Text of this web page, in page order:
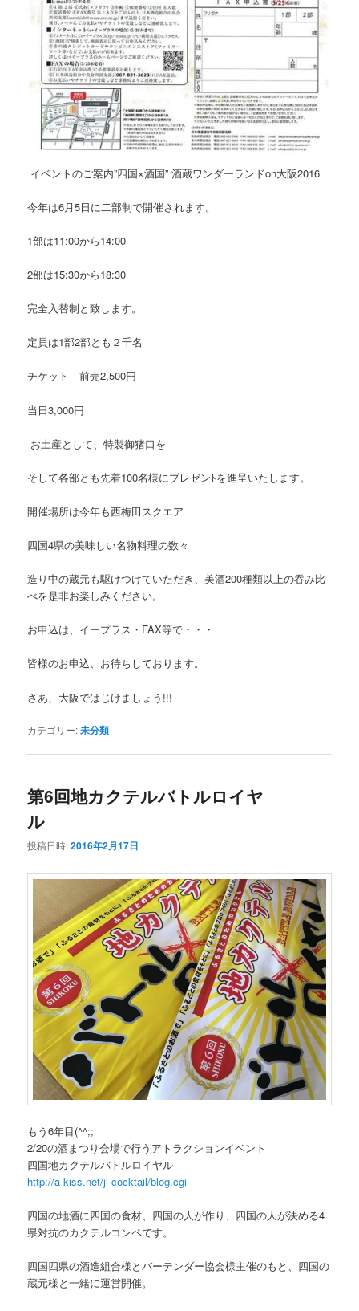
イベントのご案内”四国×酒国” 酒蔵ワンダーランドon大阪2016
今年は6月5日に二部制で開催されます。
1部は11:00から14:00
2部は15:30から18:30
完全入替制と致します。
定員は1部2部とも２千名
チケット 前売2,500円
当日3,000円
お土産として、特製御猪口を
そして各部とも先着100名様にプレゼンﾄを進呈いたします。
開催場所は今年も西梅田スクエア
四国4県の美味しい名物料理の数々
造り中の蔵元も駆けつけていただき、美酒200種類以上の吞み比
べを是非お楽しみください。
お申込は、イープラス・FAX等で・・・
皆様のお申込、お待ちしております。
さあ、大阪ではじけましょう!!!
カテゴリー:未分類
第6回地カクテルバトルロイヤ
ル
投稿日時:2016年2月17日
もう6年目(^^;;
2/20の酒まつり会場で行うアトラクションイベント
四国地カクテルバトルロイヤル
http://a-kiss.net/ji-cocktail/blog.cgi
四国の地酒に四国の食材、四国の人が作り、四国の人が決める4
県対抗のカクテルコンペです。
四国四県の酒造組合様とバーテンダー協会様主催のもと、四国の
蔵元様と一緒に運営開催。